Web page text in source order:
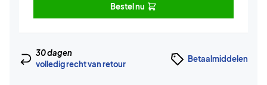
Bestel nu
30 dagen
volledig recht van retour
Betaalmiddelen